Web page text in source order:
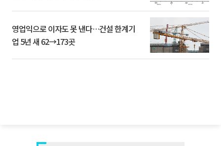
영업익으로 이자도 못 낸다…건설 한계기
업 5년 새 62→173곳